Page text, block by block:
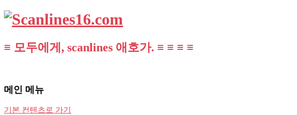
≡ 모두에게, scanlines 애호가. ≡ ≡ ≡ ≡
메인 메뉴
기본 컨텐츠로 가기